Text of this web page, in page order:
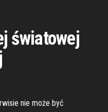
światowej
nie może być